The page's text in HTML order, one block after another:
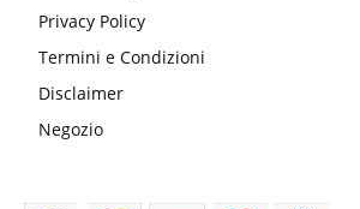
Privacy Policy
Termini e Condizioni
Disclaimer
Negozio